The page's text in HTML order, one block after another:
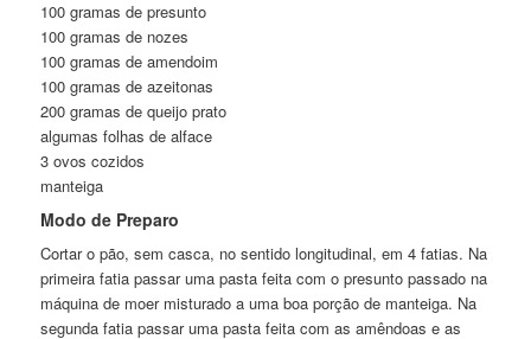
100 gramas de presunto
100 gramas de nozes
100 gramas de amendoim
100 gramas de azeitonas
200 gramas de queijo prato
algumas folhas de alface
3 ovos cozidos
manteiga
Modo de Preparo
Cortar o pão, sem casca, no sentido longitudinal, em 4 fatias. Na
primeira fatia passar uma pasta feita com o presunto passado na
máquina de moer misturado a uma boa porção de manteiga. Na
segunda fatia passar uma pasta feita com as amêndoas e as